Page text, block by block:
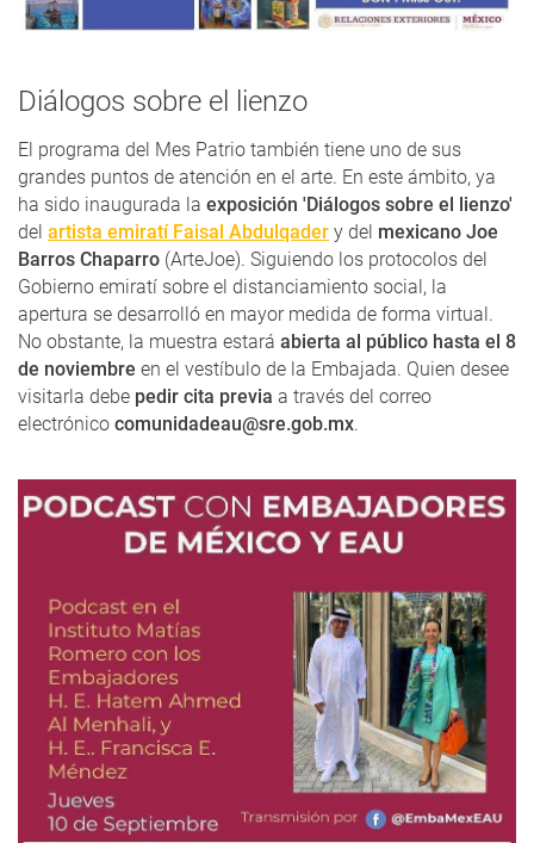
Diálogos sobre el lienzo
El programa del Mes Patrio también tiene uno de sus
grandes puntos de atención en el arte. En este ámbito, ya
ha sido inaugurada la exposición 'Diálogos sobre el lienzo'
del artista emiratí Faisal Abdulqader y del mexicano Joe
Barros Chaparro (ArteJoe). Siguiendo los protocolos del
Gobierno emiratí sobre el distanciamiento social, la
apertura se desarrolló en mayor medida de forma virtual.
No obstante, la muestra estará abierta al público hasta el 8
de noviembre en el vestíbulo de la Embajada. Quien desee
visitarla debe pedir cita previa a través del correo
electrónico comunidadeau@sre.gob.mx.